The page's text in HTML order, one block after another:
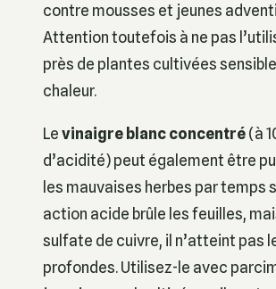
contre mousses et jeunes
Attention toutefois à ne pas
près de plantes cultivées
chaleur.
Levinaigre blanc concentré(à
d’acidité) peut également être
les mauvaises herbes par temps
action acide brûle les feuilles,
sulfate de cuivre, il n’atteint pas
profondes. Utilisez-le avec